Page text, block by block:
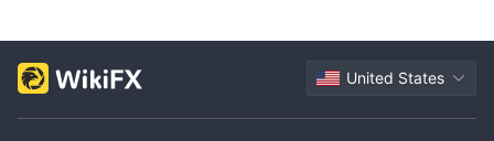
United States